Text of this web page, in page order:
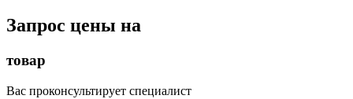
Запрос цены на
товар
Вас проконсультирует специалист